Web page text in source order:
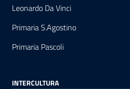
Leonardo Da Vinci
Primaria S.Agostino
Primaria Pascoli
INTERCULTURA